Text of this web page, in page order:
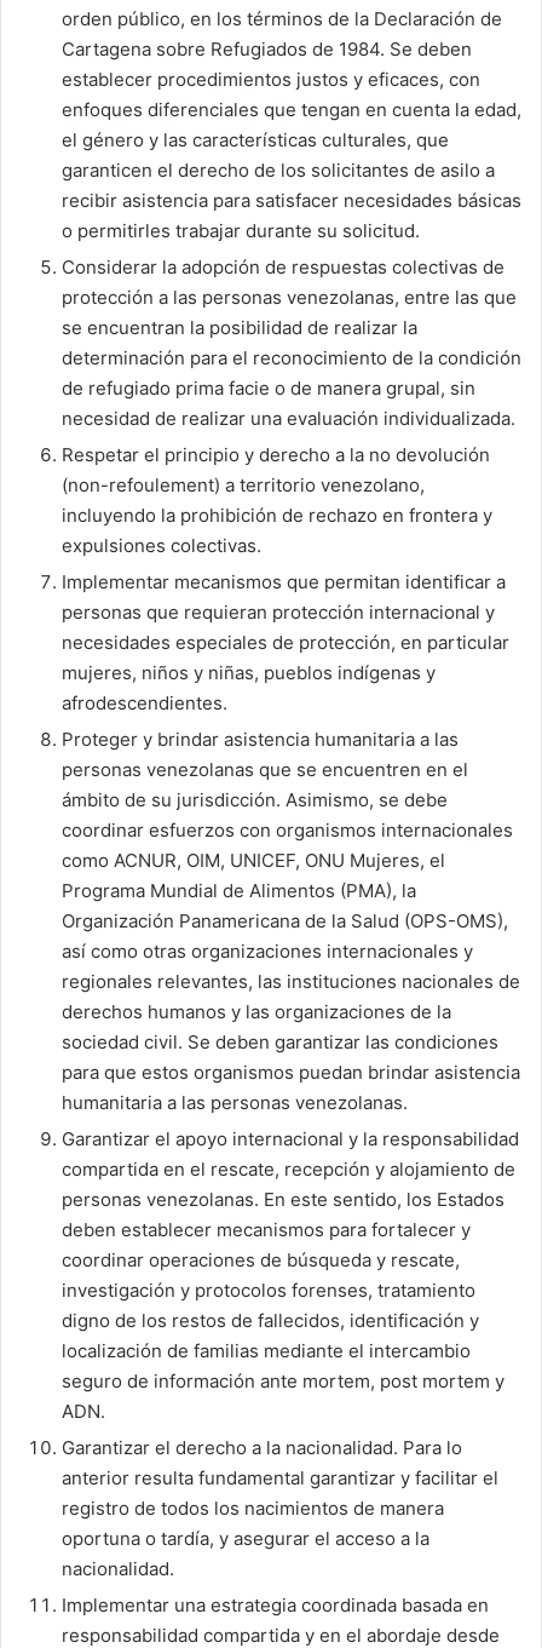
orden público, en los términos de la Declaración de
Cartagena sobre Refugiados de 1984. Se deben
establecer procedimientos justos y eficaces, con
enfoques diferenciales que tengan en cuenta la edad,
el género y las características culturales, que
garanticen el derecho de los solicitantes de asilo a
recibir asistencia para satisfacer necesidades básicas
o permitirles trabajar durante su solicitud.
Considerar la adopción de respuestas colectivas de
protección a las personas venezolanas, entre las que
se encuentran la posibilidad de realizar la
determinación para el reconocimiento de la condición
de refugiado prima facie o de manera grupal, sin
necesidad de realizar una evaluación individualizada.
Respetar el principio y derecho a la no devolución
(non-refoulement) a territorio venezolano,
incluyendo la prohibición de rechazo en frontera y
expulsiones colectivas.
Implementar mecanismos que permitan identificar a
personas que requieran protección internacional y
necesidades especiales de protección, en particular
mujeres, niños y niñas, pueblos indígenas y
afrodescendientes.
Proteger y brindar asistencia humanitaria a las
personas venezolanas que se encuentren en el
ámbito de su jurisdicción. Asimismo, se debe
coordinar esfuerzos con organismos internacionales
como ACNUR, OIM, UNICEF, ONU Mujeres, el
Programa Mundial de Alimentos (PMA), la
Organización Panamericana de la Salud (OPS-OMS),
así como otras organizaciones internacionales y
regionales relevantes, las instituciones nacionales de
derechos humanos y las organizaciones de la
sociedad civil. Se deben garantizar las condiciones
para que estos organismos puedan brindar asistencia
humanitaria a las personas venezolanas.
Garantizar el apoyo internacional y la responsabilidad
compartida en el rescate, recepción y alojamiento de
personas venezolanas. En este sentido, los Estados
deben establecer mecanismos para fortalecer y
coordinar operaciones de búsqueda y rescate,
investigación y protocolos forenses, tratamiento
digno de los restos de fallecidos, identificación y
localización de familias mediante el intercambio
seguro de información ante mortem, post mortem y
ADN.
Garantizar el derecho a la nacionalidad. Para lo
anterior resulta fundamental garantizar y facilitar el
registro de todos los nacimientos de manera
oportuna o tardía, y asegurar el acceso a la
nacionalidad.
Implementar una estrategia coordinada basada en
responsabilidad compartida y en el abordaje desde